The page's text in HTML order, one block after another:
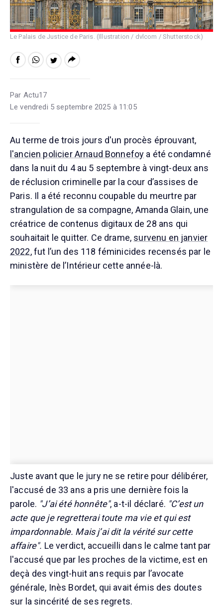
Le Palais de Justice de Paris. (Illustration / dvlcom / Shutterstock)
Par Actu17
Le vendredi 5 septembre 2025 à 11:05
Au terme de trois jours d'un procès éprouvant,
l'ancien policier Arnaud Bonnefoy a été condamné
dans la nuit du 4 au 5 septembre à vingt-deux ans
de réclusion criminelle par la cour d’assises de
Paris. Il a été reconnu coupable du meurtre par
strangulation de sa compagne, Amanda Glain, une
créatrice de contenus digitaux de 28 ans qui
souhaitait le quitter. Ce drame, survenu en janvier
2022, fut l’un des 118 féminicides recensés par le
ministère de l’Intérieur cette année-là.
Juste avant que le jury ne se retire pour délibérer,
l'accusé de 33 ans a pris une dernière fois la
parole. "J’ai été honnête", a-t-il déclaré. "C’est un
acte que je regretterai toute ma vie et qui est
impardonnable. Mais j’ai dit la vérité sur cette
affaire". Le verdict, accueilli dans le calme tant par
l'accusé que par les proches de la victime, est en
deçà des vingt-huit ans requis par l’avocate
générale, Inès Bordet, qui avait émis des doutes
sur la sincérité de ses regrets.